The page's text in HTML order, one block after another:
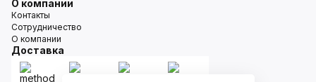
О компании
Контакты
Сотрудничество
О компании
Доставка